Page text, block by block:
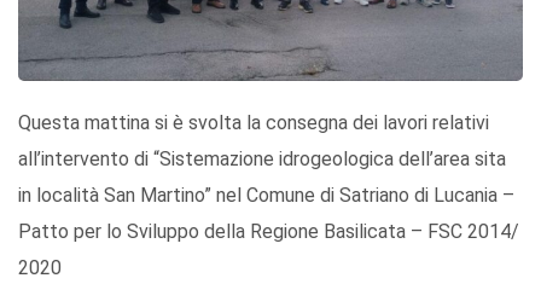
Questa mattina si è svolta la consegna dei lavori relativi
all’intervento di “Sistemazione idrogeologica dell’area sita
in località San Martino” nel Comune di Satriano di Lucania –
Patto per lo Sviluppo della Regione Basilicata – FSC 2014/
2020